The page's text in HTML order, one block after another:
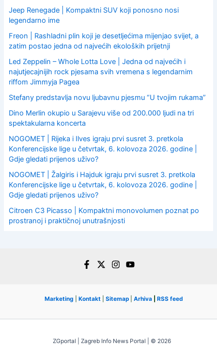
Jeep Renegade | Kompaktni SUV koji ponosno nosi
legendarno ime
Freon | Rashladni plin koji je desetljećima mijenjao svijet, a
zatim postao jedna od najvećih ekoloških prijetnji
Led Zeppelin – Whole Lotta Love | Jedna od najvećih i
najutjecajnijih rock pjesama svih vremena s legendarnim
riffom Jimmyja Pagea
Stefany predstavlja novu ljubavnu pjesmu “U tvojim rukama”
Dino Merlin okupio u Sarajevu više od 200.000 ljudi na tri
spektakularna koncerta
NOGOMET | Rijeka i Ilves igraju prvi susret 3. pretkola
Konferencijske lige u četvrtak, 6. kolovoza 2026. godine |
Gdje gledati prijenos uživo?
NOGOMET | Žalgiris i Hajduk igraju prvi susret 3. pretkola
Konferencijske lige u četvrtak, 6. kolovoza 2026. godine |
Gdje gledati prijenos uživo?
Citroen C3 Picasso | Kompaktni monovolumen poznat po
prostranoj i praktičnoj unutrašnjosti
Marketing Kontakt Sitemap Arhiva RSS feed
ZGportal | Zagreb Info News Portal | © 2026